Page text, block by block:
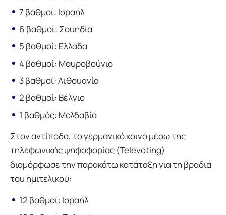
7 βαθμοί: Ισραήλ
6 βαθμοί: Σουηδία
5 βαθμοί: Ελλάδα
4 βαθμοί: Μαυροβούνιο
3 βαθμοί: Λιθουανία
2 βαθμοί: Βέλγιο
1 βαθμός: Μολδαβία
Στον αντίποδα, το γερμανικό κοινό μέσω της
τηλεφωνικής ψηφοφορίας (Televoting)
διαμόρφωσε την παρακάτω κατάταξη για τη βραδιά
του ημιτελικού:
12 βαθμοί: Ισραήλ